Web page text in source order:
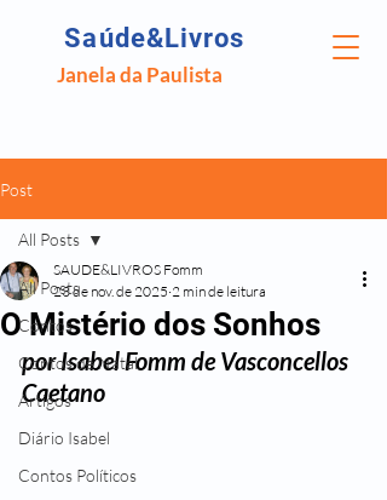
Saúde&Livros
Janela da Paulista
Post
All Posts
Contos
Contos de Natal
Artigos
Diário Isabel
Contos Políticos
All Posts
O Mistério dos Sonhos
SAUDE&LIVROS Fomm
23 de nov. de 2025 2 min de leitura
por Isabel Fomm de Vasconcellos
Caetano